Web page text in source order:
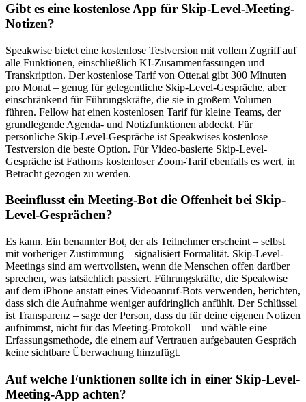
Gibt es eine kostenlose App für Skip-Level-Meeting-
Notizen?
Speakwise bietet eine kostenlose Testversion mit vollem Zugriff auf
alle Funktionen, einschließlich KI-Zusammenfassungen und
Transkription. Der kostenlose Tarif von Otter.ai gibt 300 Minuten
pro Monat – genug für gelegentliche Skip-Level-Gespräche, aber
einschränkend für Führungskräfte, die sie in großem Volumen
führen. Fellow hat einen kostenlosen Tarif für kleine Teams, der
grundlegende Agenda- und Notizfunktionen abdeckt. Für
persönliche Skip-Level-Gespräche ist Speakwises kostenlose
Testversion die beste Option. Für Video-basierte Skip-Level-
Gespräche ist Fathoms kostenloser Zoom-Tarif ebenfalls es wert, in
Betracht gezogen zu werden.
Beeinflusst ein Meeting-Bot die Offenheit bei Skip-
Level-Gesprächen?
Es kann. Ein benannter Bot, der als Teilnehmer erscheint – selbst
mit vorheriger Zustimmung – signalisiert Formalität. Skip-Level-
Meetings sind am wertvollsten, wenn die Menschen offen darüber
sprechen, was tatsächlich passiert. Führungskräfte, die Speakwise
auf dem iPhone anstatt eines Videoanruf-Bots verwenden, berichten,
dass sich die Aufnahme weniger aufdringlich anfühlt. Der Schlüssel
ist Transparenz – sage der Person, dass du für deine eigenen Notizen
aufnimmst, nicht für das Meeting-Protokoll – und wähle eine
Erfassungsmethode, die einem auf Vertrauen aufgebauten Gespräch
keine sichtbare Überwachung hinzufügt.
Auf welche Funktionen sollte ich in einer Skip-Level-
Meeting-App achten?